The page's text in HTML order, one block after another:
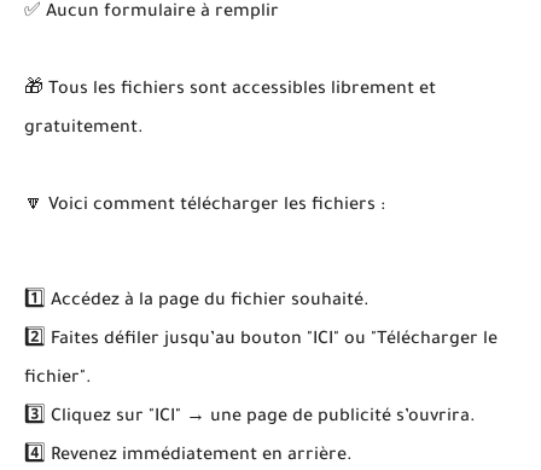
✅ Aucun formulaire à remplir
🎁 Tous les fichiers sont accessibles librement et
gratuitement.
🔽 Voici comment télécharger les fichiers :
1️⃣ Accédez à la page du fichier souhaité.
2️⃣ Faites défiler jusqu’au bouton "ICI" ou "Télécharger le
fichier".
3️⃣ Cliquez sur "ICI" → une page de publicité s’ouvrira.
4️⃣ Revenez immédiatement en arrière.